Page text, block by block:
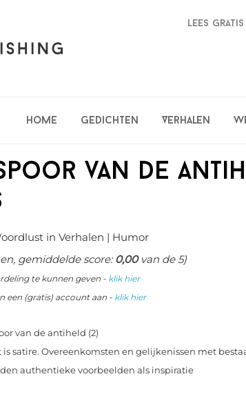
Lees gratis
Home Gedichten Verhalen
van de
in Verhalen | Humor
gemiddelde score:0,00van de 5)
te kunnen geven - klik hier
een (gratis) account aan - klik hier
van de antiheld (2)
satire. Overeenkomsten en gelijkenissen met
authentieke voorbeelden als inspiratie